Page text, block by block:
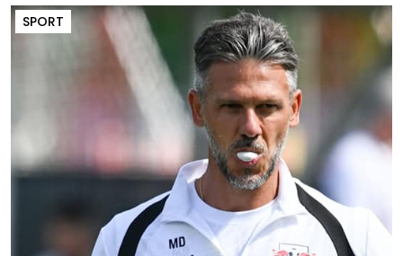
SPORT